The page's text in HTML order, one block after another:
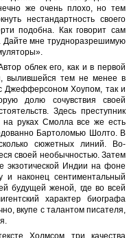
же очень плохо, но тем
нестандартность своего
подобна. Как говорит сам
Дайте мне трудноразрешимую
облек его, как и в первой
вылившейся тем не менее в
Джефферсоном Хоупом, так и
долю сочувствия своей
Здесь преступник
на руках Смолла все же есть
Бартоломью Шолто. В
сюжетных линий. Во-
своей необычностью. Затем
экзотической Индии на фоне
и наконец сентиментальный
будущей женой, где во всей
характер биографа
вкупе с талантом писателя,
Холмсом три качества